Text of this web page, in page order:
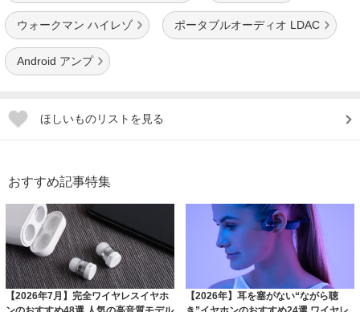
ウォークマン ハイレゾ ポータブルオーディオ LDAC
Android アンプ
ほしいものリストを見る
おすすめ記事特集
【2026年7月】完全ワイヤレスイヤホ
【2026年】耳を塞がない“ながら聴